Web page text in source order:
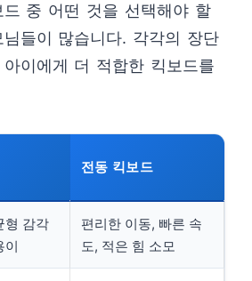
드 중 어떤 것을 선택해야 할
들이 많습니다. 각각의 장단
이에게 더 적합한 킥보드를
전동 킥보드
형 감각
이
편리한 이동, 빠른 속
도, 적은 힘 소모